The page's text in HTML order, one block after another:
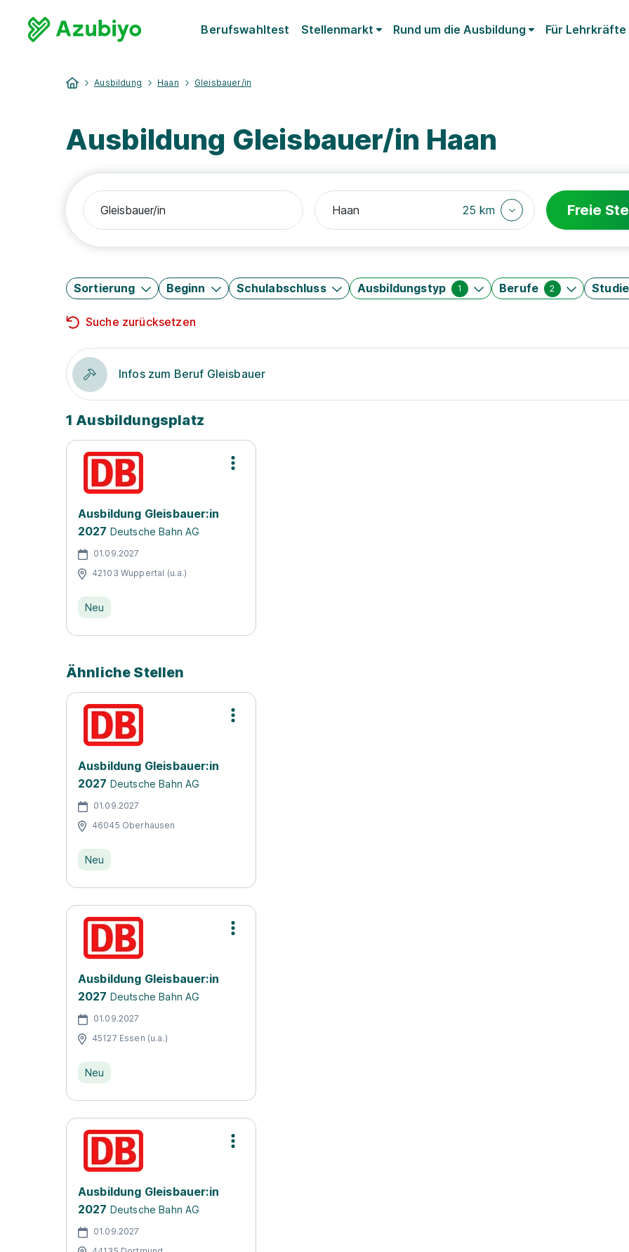
Berufswahltest Stellenmarkt Rund um die Ausbildung Für Lehrkräfte
Ausbildung Haan Gleisbauer/in
Ausbildung Gleisbauer/in Haan
25 km Freie
Sortierung Beginn Schulabschluss Ausbildungstyp 1 Berufe 2
Suche zurücksetzen
Infos zum Beruf Gleisbauer
1 Ausbildungsplatz
Ausbildung Gleisbauer:in
2027 Deutsche Bahn AG
01.09.2027
42103 Wuppertal (u.a.)
Neu
Ähnliche Stellen
Ausbildung Gleisbauer:in
2027 Deutsche Bahn AG
01.09.2027
46045 Oberhausen
Neu
Ausbildung Gleisbauer:in
2027 Deutsche Bahn AG
01.09.2027
45127 Essen (u.a.)
Neu
Ausbildung Gleisbauer:in
2027 Deutsche Bahn AG
01.09.2027